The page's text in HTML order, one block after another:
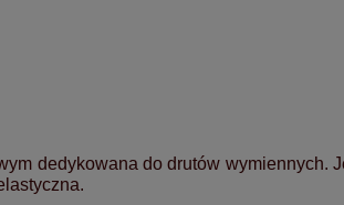
dedykowana do drutów wymiennych.